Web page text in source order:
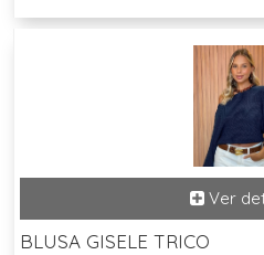
BLUSA GISELE TRICO